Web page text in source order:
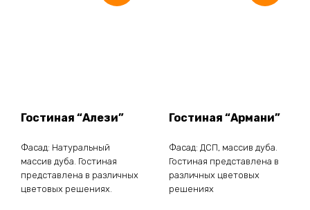
Гостиная “Алези”
Фасад: Натуральный
массив дуба. Гостиная
представлена в различных
цветовых решениях.
Гостиная “Армани”
Фасад: ДСП, массив дуба.
Гостиная представлена в
различных цветовых
решениях